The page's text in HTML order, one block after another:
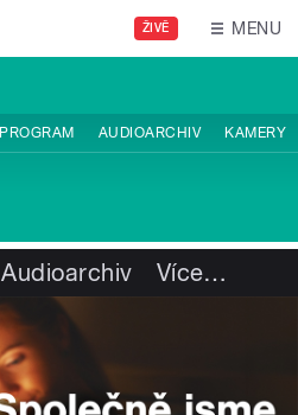
ŽIVĚ MENU
PROGRAM AUDIOARCHIV KAMERY
Audioarchiv Více…